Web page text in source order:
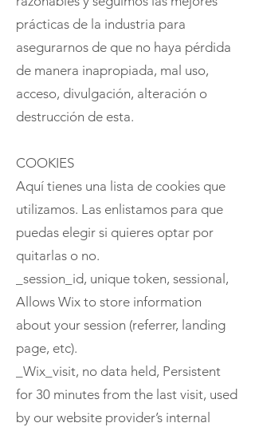
prácticas de la industria para
asegurarnos de que no haya pérdida
de manera inapropiada, mal uso,
acceso, divulgación, alteración o
destrucción de esta.
COOKIES
Aquí tienes una lista de cookies que
utilizamos. Las enlistamos para que
puedas elegir si quieres optar por
quitarlas o no.
_session_id, unique token, sessional,
Allows Wix to store information
about your session (referrer, landing
page, etc).
_Wix_visit, no data held, Persistent
for 30 minutes from the last visit, used
by our website provider’s internal